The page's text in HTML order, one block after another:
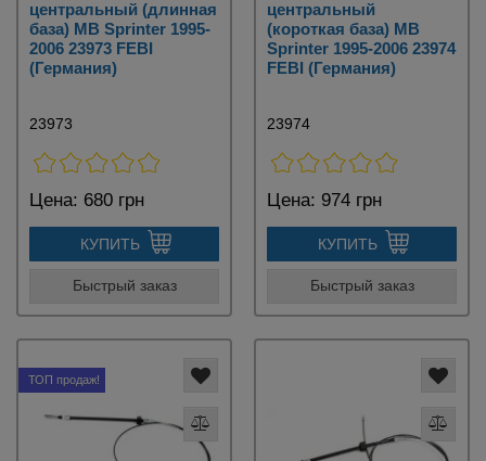
центральный (длинная
база) MB Sprinter 1995-
2006 23973 FEBI
(Германия)
23973
Цена: 680 грн
КУПИТЬ
Быстрый заказ
центральный
(короткая база) MB
Sprinter 1995-2006 23974
FEBI (Германия)
23974
Цена: 974 грн
КУПИТЬ
Быстрый заказ
ТОП продаж!